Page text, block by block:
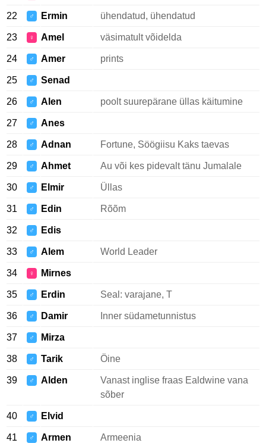
22 ♂ Ermin ühendatud, ühendatud
23 ♀ Amel väsimatult võidelda
24 ♂ Amer prints
25 ♂ Senad
26 ♂ Alen poolt suurepärane üllas käitumine
27 ♂ Anes
28 ♂ Adnan Fortune, Söögiisu Kaks taevas
29 ♂ Ahmet Au või kes pidevalt tänu Jumalale
30 ♂ Elmir Üllas
31 ♂ Edin Rõõm
32 ♂ Edis
33 ♂ Alem World Leader
34 ♀ Mirnes
35 ♂ Erdin Seal: varajane, T
36 ♂ Damir Inner südametunnistus
37 ♂ Mirza
38 ♂ Tarik Öine
39 ♂ Alden
Vanast inglise fraas Ealdwine vana
sõber
40 ♂ Elvid
41 ♂ Armen Armeenia